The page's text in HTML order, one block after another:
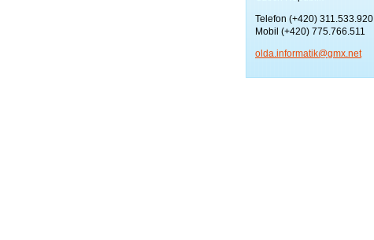
Telefon (+420) 311.533.920
Mobil (+420) 775.766.511
olda.informatik@gmx.net